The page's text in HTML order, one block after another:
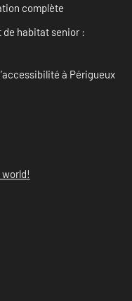
complète
de habitat senior :
à Périgueux
world!